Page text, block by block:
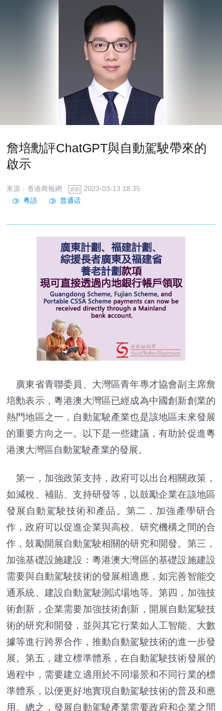
詹培勳評ChatGPT與自動駕駛帶來的
啟示
來源：香港商報網 原創 2023-03-13 18:35
廣東省青聯委員、大灣區青年專才協會副主席詹
培勳表示，粵港澳大灣區已經成為中國創新創業的
熱門地區之一，自動駕駛產業也是該地區未來發展
的重要方向之一。以下是一些建議，有助於促進粵
港澳大灣區自動駕駛產業的發展。
第一，加強政策支持，政府可以出台相關政策，
如減稅、補貼、支持研發等，以鼓勵企業在該地區
發展自動駕駛技術和產品。第二，加強產學研合
作，政府可以促進企業與高校、研究機構之間的合
作，鼓勵開展自動駕駛相關的研究和開發。第三，
加強基礎設施建設：粵港澳大灣區的基礎設施建設
需要與自動駕駛技術的發展相適應，如完善智能交
通系統、建設自動駕駛測試場地等。第四，加強技
術創新，企業需要加強技術創新，開展自動駕駛技
術的研究和開發，並與其它行業如人工智能、大數
據等進行跨界合作，推動自動駕駛技術的進一步發
展。第五，建立標準體系，在自動駕駛技術發展的
過程中，需要建立適用於不同場景和不同行業的標
準體系，以便更好地實現自動駕駛技術的普及和應
用。總之，發展自動駕駛產業需要政府和企業之間